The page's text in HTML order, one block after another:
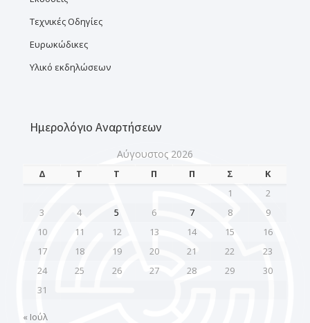
Τεχνικές Οδηγίες
Ευρωκώδικες
Υλικό εκδηλώσεων
Ημερολόγιο Αναρτήσεων
Αύγουστος 2026
Δ Τ Τ Π Π Σ
Κ
1
2
3
4 5 6 7 8
9
10
11 12 13 14 15
16
17
18 19 20 21 22
23
24
25 26 27 28 29
30
31
« Ιούλ